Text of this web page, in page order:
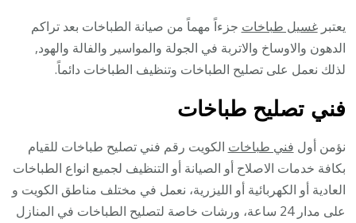
يعتبرغسيل طباخات جزءاً مهماً من صيانة الطباخات بعد تراكم
الدهون والاوساخ والاتربة في الجولة والمواسير والفالة والهود,
لذلك نعمل على تصليح الطباخات وتنظيف الطباخات دائماً.
فني تصليح طباخات
نؤمن أول فني طباخات الكويت رقم فني تصليح طباخات للقيام
بكافة خدمات الاصلاح أو الصيانة أو التنظيف لجميع انواع الطباخات
العادية أو الكهربائية أو الليزرية، نعمل في مختلف مناطق الكويت و
على مدار 24 ساعة، ورشات خاصة لتصليح الطباخات في المنازل